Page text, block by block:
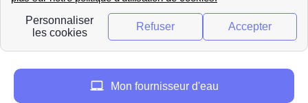
🛁 Simulateur consommation eau
💧 Comparer les fournisseurs
d’eau
Qui sommes-nous ?
Mon fournisseur d'eau